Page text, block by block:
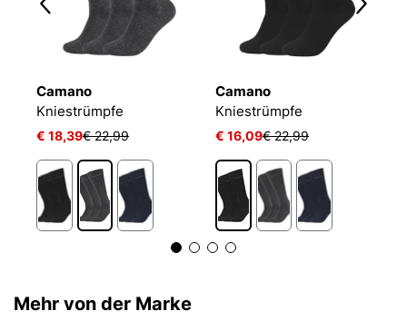
Camano
Kniestrümpfe
€ 18,39€ 22,99
Camano
Kniestrümpfe
€ 16,09€ 22,99
Mehr von der Marke